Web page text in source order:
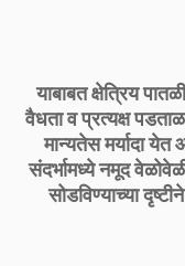
याबाबत क्षेत्रिय
वैधता व प्रत्यक्ष
मान्यतेस मर्यादा
संदर्भामध्ये नमूद
सोडविण्याच्या